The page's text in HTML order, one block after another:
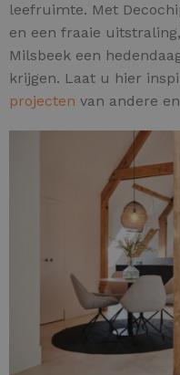
leefruimte. Met
en een fraaie
Milsbeek een
krijgen. Laat u hier
projecten van andere